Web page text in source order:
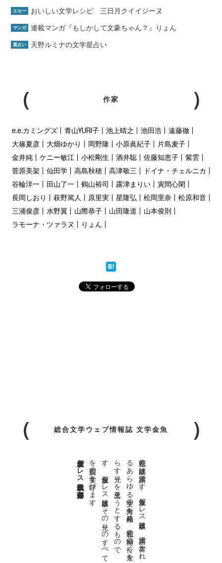
エセー おいしい文学レシピ 三日月クイイジーヌ
マンガ 連載マンガ『もしかして文豪ちゃん？』りょん
星占い 天野ルミナの文学星占い
作家
e.e.カミングズ 青山YURI子 池上晴之 池田浩
遠藤徹
大篠夏彦
大畑ゆかり 岡野隆 小原眞紀子
片島麦子
金井純
ケニー敏江 小松剛生 酒井聡 佐藤知恵子
紫雲
菅原美架
仙田学 高島秋穂 高津敬三
ドイナ・チェルニカ
谷輪洋一
田山了一 鶴山裕司 露津まりい
寅間心閑
長岡しおり
萩野篤人 原里実 星隆弘 松岡里奈
松原和音
三浦俊彦
水野翼 山際恭子 山田隆道
山本俊則
ラモーナ・ツァラヌ
りょん
総合文学ウェブ情報誌 文学金魚
私達の
故郷は
日本語で
す
。
金魚屋プ
レ
ス
日本版は
、
日本語で
書か
れ
る
あ
ら
ゆ
る
文学の
方向を
見極め
、
私達の
精神の
行く
末を
照
ら
す
光り
を
見出そ
う
と
す
る
も
の
で
す
。
金魚屋プ
レ
ス
日本版は
そ
の
光り
の
す
べ
て
を
広義の
文学と
呼び
ま
す
。
金魚屋プレス日本版代表 齋藤都